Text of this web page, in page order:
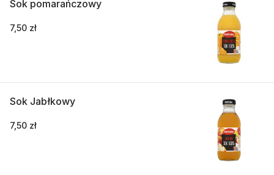
Sok pomarańczowy
7,50 zł
Sok Jabłkowy
7,50 zł